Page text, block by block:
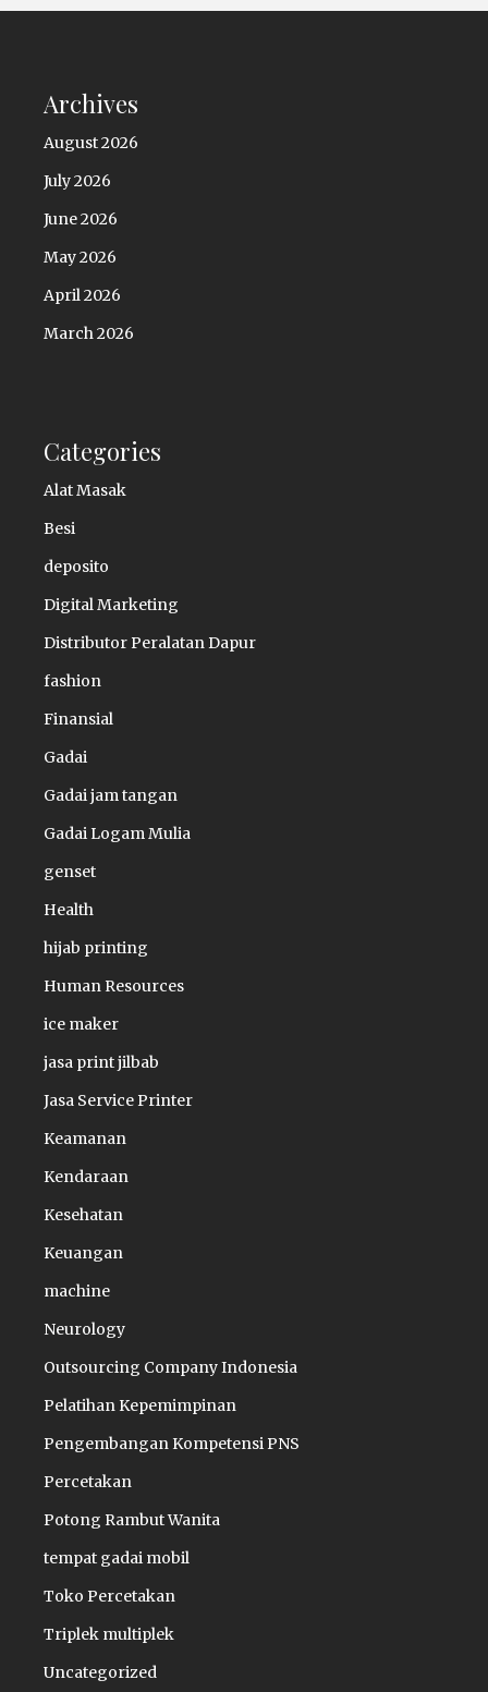
Archives
August 2026
July 2026
June 2026
May 2026
April 2026
March 2026
Categories
Alat Masak
Besi
deposito
Digital Marketing
Distributor Peralatan Dapur
fashion
Finansial
Gadai
Gadai jam tangan
Gadai Logam Mulia
genset
Health
hijab printing
Human Resources
ice maker
jasa print jilbab
Jasa Service Printer
Keamanan
Kendaraan
Kesehatan
Keuangan
machine
Neurology
Outsourcing Company Indonesia
Pelatihan Kepemimpinan
Pengembangan Kompetensi PNS
Percetakan
Potong Rambut Wanita
tempat gadai mobil
Toko Percetakan
Triplek multiplek
Uncategorized